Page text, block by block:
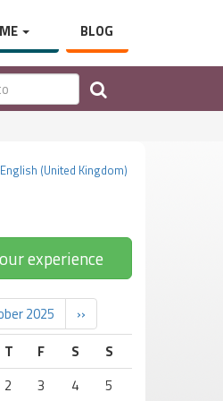
BLOG
English (United Kingdom)
experience
2025
››
T F S
S
2 3 4
5